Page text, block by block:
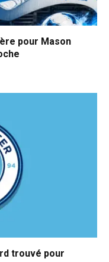
pour Mason
trouvé pour